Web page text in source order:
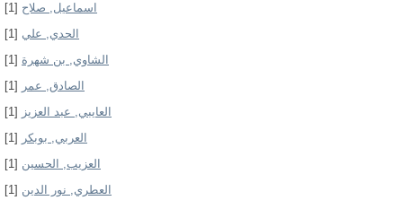
اسماعيل, صلاح [1]
الحدي, علي [1]
الشاوي, بن شهرة [1]
الصادق, عمر
[1]
العايبي, عبد العزيز
[1]
العربي, بوبكر
[1]
العزيب, الحسين [1]
العطري, نور الدين [1]